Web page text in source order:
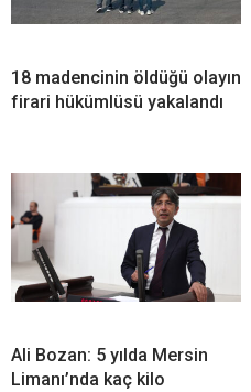
18 madencinin öldüğü olayın
firari hükümlüsü yakalandı
Ali Bozan: 5 yılda Mersin
Limanı’nda kaç kilo